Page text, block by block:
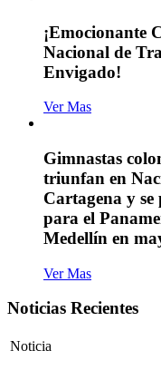
¡Emocionante
Nacional de
Envigado!
Ver Mas
Gimnastas
triunfan en
Cartagena y se
para el
Medellín en
Ver Mas
Noticias Recientes
Noticia